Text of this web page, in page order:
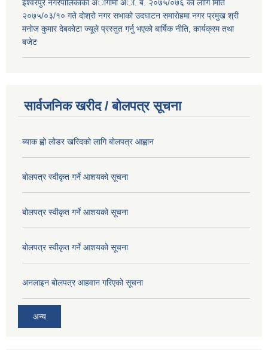
ईश्वरपुर नगरपालिकाकाे अागामी अा. ब. २०७५/०७६ काे लागि मिति
२०७५/०३/१० गते दोश्रो नगर सभाको उदघाटन समाराेहमा नगर प्रमुख श्री
मनाेज कुमार देबकाेटा ज्यूले प्रस्तुत गर्नु भएको बार्षिक नीति, कार्यक्रम तथा
बजेट
सार्वजनिक खरीद / बोलपत्र सूचना
ब्याक ह्वो लोडर खरिदको लागि बोलपत्र आह्वान
बोलपत्र स्वीकृत गर्ने आशयको सूचना
बोलपत्र स्वीकृत गर्ने आशयको सूचना
बोलपत्र स्वीकृत गर्ने आशयको सूचना
अनलाइन बोलपत्र आहवान गरिएको सूचना
अन्य